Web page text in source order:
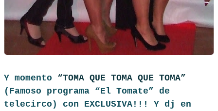
Y momento “TOMA QUE TOMA QUE TOMA”
(Famoso programa “El Tomate” de
telecirco) con EXCLUSIVA!!! Y dj en